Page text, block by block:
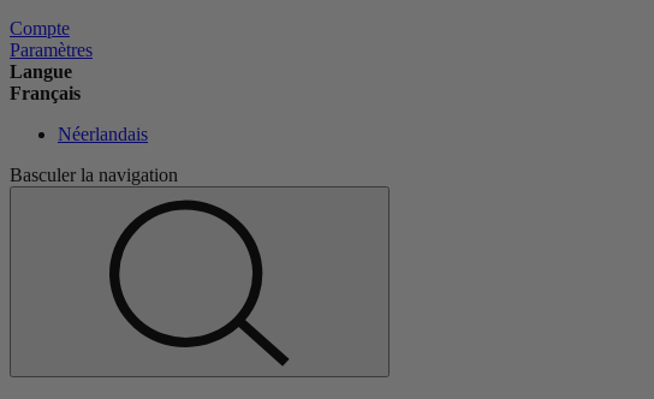
Compte
Paramètres
Langue
Français
Néerlandais
Basculer la navigation